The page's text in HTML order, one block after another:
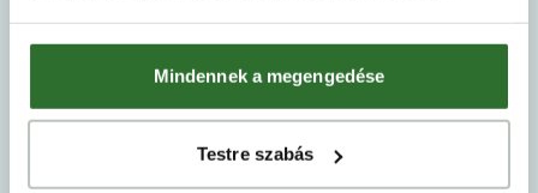
Mindennek a megengedése
Testre szabás